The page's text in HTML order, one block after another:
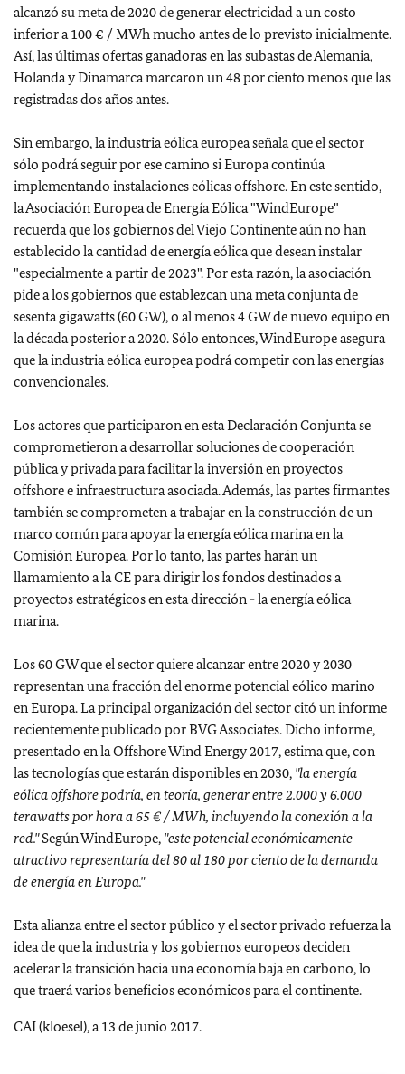
alcanzó su meta de 2020 de generar electricidad a un costo
inferior a 100 € / MWh mucho antes de lo previsto inicialmente.
Así, las últimas ofertas ganadoras en las subastas de Alemania,
Holanda y Dinamarca marcaron un 48 por ciento menos que las
registradas dos años antes.
Sin embargo, la industria eólica europea señala que el sector
sólo podrá seguir por ese camino si Europa continúa
implementando instalaciones eólicas offshore. En este sentido,
la Asociación Europea de Energía Eólica "WindEurope"
recuerda que los gobiernos del Viejo Continente aún no han
establecido la cantidad de energía eólica que desean instalar
"especialmente a partir de 2023". Por esta razón, la asociación
pide a los gobiernos que establezcan una meta conjunta de
sesenta gigawatts (60 GW), o al menos 4 GW de nuevo equipo en
la década posterior a 2020. Sólo entonces, WindEurope asegura
que la industria eólica europea podrá competir con las energías
convencionales.
Los actores que participaron en esta Declaración Conjunta se
comprometieron a desarrollar soluciones de cooperación
pública y privada para facilitar la inversión en proyectos
offshore e infraestructura asociada. Además, las partes firmantes
también se comprometen a trabajar en la construcción de un
marco común para apoyar la energía eólica marina en la
Comisión Europea. Por lo tanto, las partes harán un
llamamiento a la CE para dirigir los fondos destinados a
proyectos estratégicos en esta dirección - la energía eólica
marina.
Los 60 GW que el sector quiere alcanzar entre 2020 y 2030
representan una fracción del enorme potencial eólico marino
en Europa. La principal organización del sector citó un informe
recientemente publicado por BVG Associates. Dicho informe,
presentado en la Offshore Wind Energy 2017, estima que, con
las tecnologías que estarán disponibles en 2030, "la energía
eólica offshore podría, en teoría, generar entre 2.000 y 6.000
terawatts por hora a 65 € / MWh, incluyendo la conexión a la
red."Según WindEurope, "este potencial económicamente
atractivo representaría del 80 al 180 por ciento de la demanda
de energía en Europa."
Esta alianza entre el sector público y el sector privado refuerza la
idea de que la industria y los gobiernos europeos deciden
acelerar la transición hacia una economía baja en carbono, lo
que traerá varios beneficios económicos para el continente.
CAI (kloesel), a 13 de junio 2017.